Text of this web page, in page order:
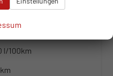
Kilometerstand 50 km
WhatsApp anfragen
l/100km